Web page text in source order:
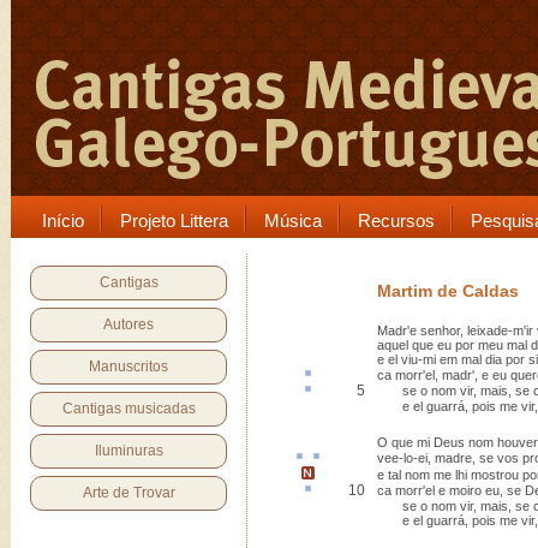
Início Projeto Littera Música Recursos
Cantigas
Autores
Manuscritos
Cantigas musicadas
Iluminuras
Arte de Trovar
Martim de Caldas
Madr'e senhor, leixade-m'ir
aquel que eu por meu mal
e el viu-mi em mal dia por
ca morr'el, madr', e eu
5
se o nom vir, mais, se
e el guarrá, pois me vir,
O que mi Deus nom
vee-lo-ei, madre, se vos
e tal nom me lhi mostrou
10
ca morr'el e moiro eu, se
se o nom vir, mais, se o
e el guarrá, pois me vir,